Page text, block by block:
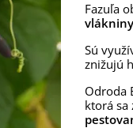
Fazuľa
Sú
znižujú
Odroda
ktorá sa